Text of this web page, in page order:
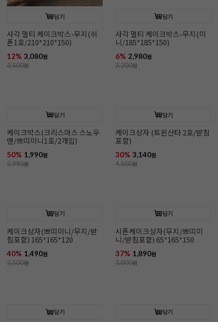
담기
사각 멀티 케이크박스-무지(쉬
폰1호/210*210*150)
12% 3,080원
3,500원
담기
사각 멀티 케이크박스-무지(미
니/185*185*150)
6% 2,980원
3,200원
담기
케이크박스(크리스마스 스노우
맨/쁘띠미니1호/2개입)
50% 1,990원
3,990원
담기
케이크상자 (트윈산타 2호/받침
포함)
30% 3,140원
4,500원
담기
케이크상자(쁘띠미니/무지/받
침포함) 165*165*120
40% 1,490원
2,500원
담기
시폰케이크상자(무지/쁘띠미
니/받침포함) 65*165*150
37% 1,890원
3,000원
담기 담기